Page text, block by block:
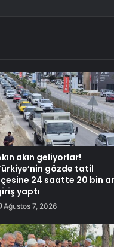
akın geliyorlar!
gözde tatil
24 saatte 20 bin
yaptı
Ağustos 7, 2026